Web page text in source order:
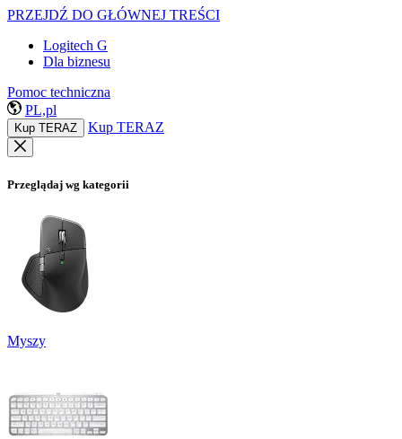
PRZEJDŹ DO GŁÓWNEJ TREŚCI
Logitech G
Dla biznesu
Pomoc techniczna
PL,pl
Kup TERAZ Kup TERAZ
Przeglądaj wg kategorii
Myszy